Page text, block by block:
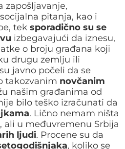
zapošljavanje,
pitanja, kao i
tek sporadično su se
izbegavajući da iznesu,
o broju građana koji
drugu zemlju ili
javno počeli da se
takozvanim novčanim
našim građanima od
bilo teško izračunati da
. Lično nemam ništa
ali u međuvremenu Srbija
ljudi. Procene su da
, koliko se